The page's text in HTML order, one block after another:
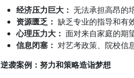
经济压力巨大： 无法承担高昂的
资源匮乏： 缺乏专业的指导和有
心理压力大： 面对来自家庭的期
信息闭塞： 对艺考政策、院校信
逆袭案例：努力和策略造诣梦想